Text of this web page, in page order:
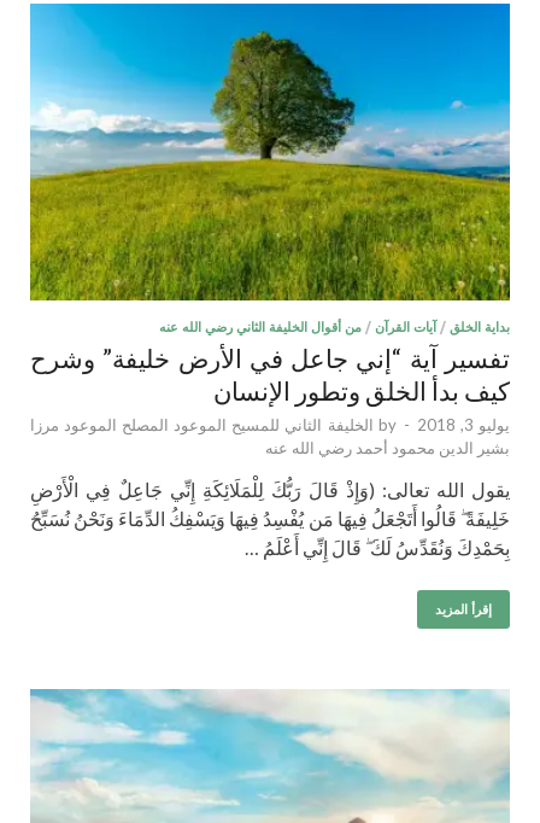
بداية الخلق / آيات القرآن / من أقوال الخليفة الثاني رضي الله عنه
تفسير آية “إني جاعل في الأرض خليفة” وشرح
كيف بدأ الخلق وتطور الإنسان
يوليو 3, 2018 -
by الخليفة الثاني للمسيح الموعود المصلح الموعود مرزا
بشير الدين محمود أحمد رضي الله عنه
يقول الله تعالى: (وَإِذْ قَالَ رَبُّكَ لِلْمَلَائِكَةِ إِنِّي جَاعِلٌ فِي الْأَرْضِ
خَلِيفَةً ۖ قَالُوا أَتَجْعَلُ فِيهَا مَن يُفْسِدُ فِيهَا وَيَسْفِكُ الدِّمَاءَ وَنَحْنُ نُسَبِّحُ
بِحَمْدِكَ وَنُقَدِّسُ لَكَ ۖ قَالَ إِنِّي أَعْلَمُ …
إقرأ المزيد